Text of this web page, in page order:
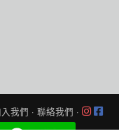
我們 · 聯絡我們 ·